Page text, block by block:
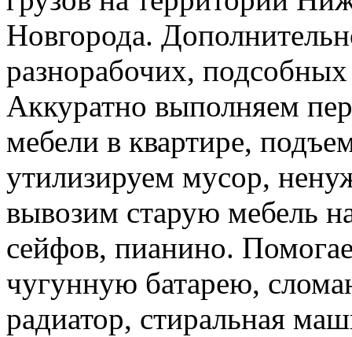
Новгорода.
разнорабочих,
Аккуратно выполняем
мебели в квартире,
утилизируем мусор,
вывозим старую мебель
сейфов, пианино.
чугунную батарею,
радиатор, стиральная